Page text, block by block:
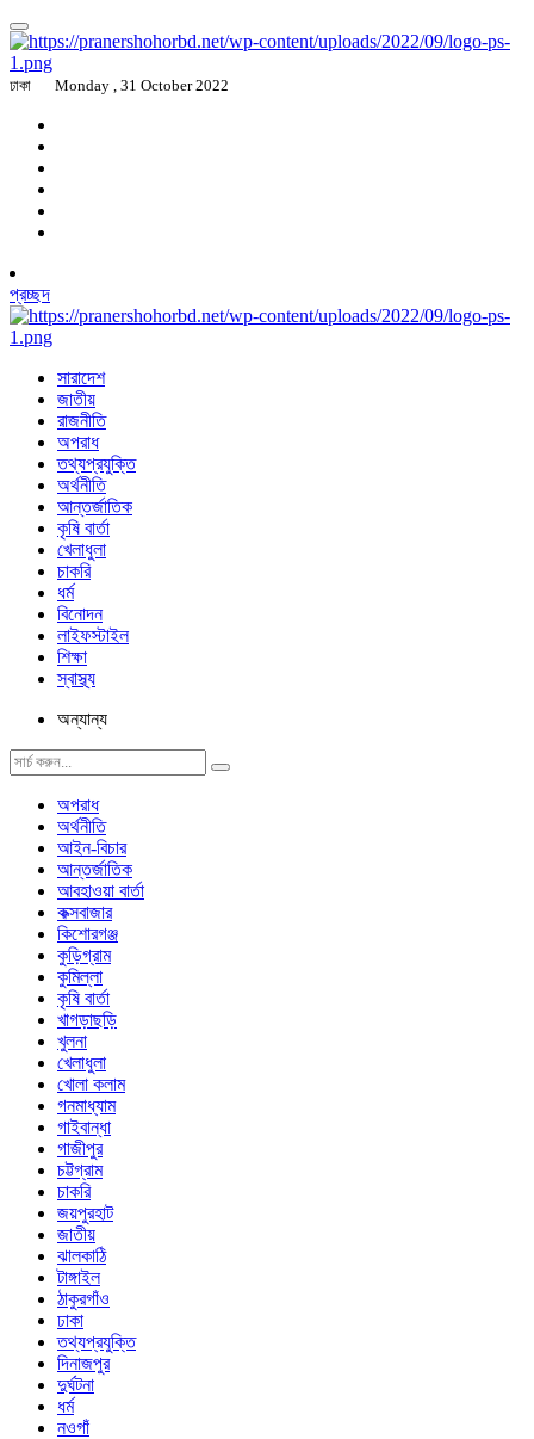
ঢাকা Monday , 31 October 2022
প্রচ্ছদ
সারাদেশ
জাতীয়
রাজনীতি
অপরাধ
তথ্যপ্রযুক্তি
অর্থনীতি
আন্তর্জাতিক
কৃষি বার্তা
খেলাধুলা
চাকরি
ধর্ম
বিনোদন
লাইফস্টাইল
শিক্ষা
স্বাস্থ্য
অন্যান্য
অপরাধ
অর্থনীতি
আইন-বিচার
আন্তর্জাতিক
আবহাওয়া বার্তা
কক্সবাজার
কিশোরগঞ্জ
কুড়িগ্রাম
কুমিল্লা
কৃষি বার্তা
খাগড়াছড়ি
খুলনা
খেলাধুলা
খোলা কলাম
গনমাধ্যাম
গাইবান্ধা
গাজীপুর
চট্টগ্রাম
চাকরি
জয়পুরহাট
জাতীয়
ঝালকাঠি
টাঙ্গাইল
ঠাকুরগাঁও
ঢাকা
তথ্যপ্রযুক্তি
দিনাজপুর
দুর্ঘটনা
ধর্ম
নওগাঁ